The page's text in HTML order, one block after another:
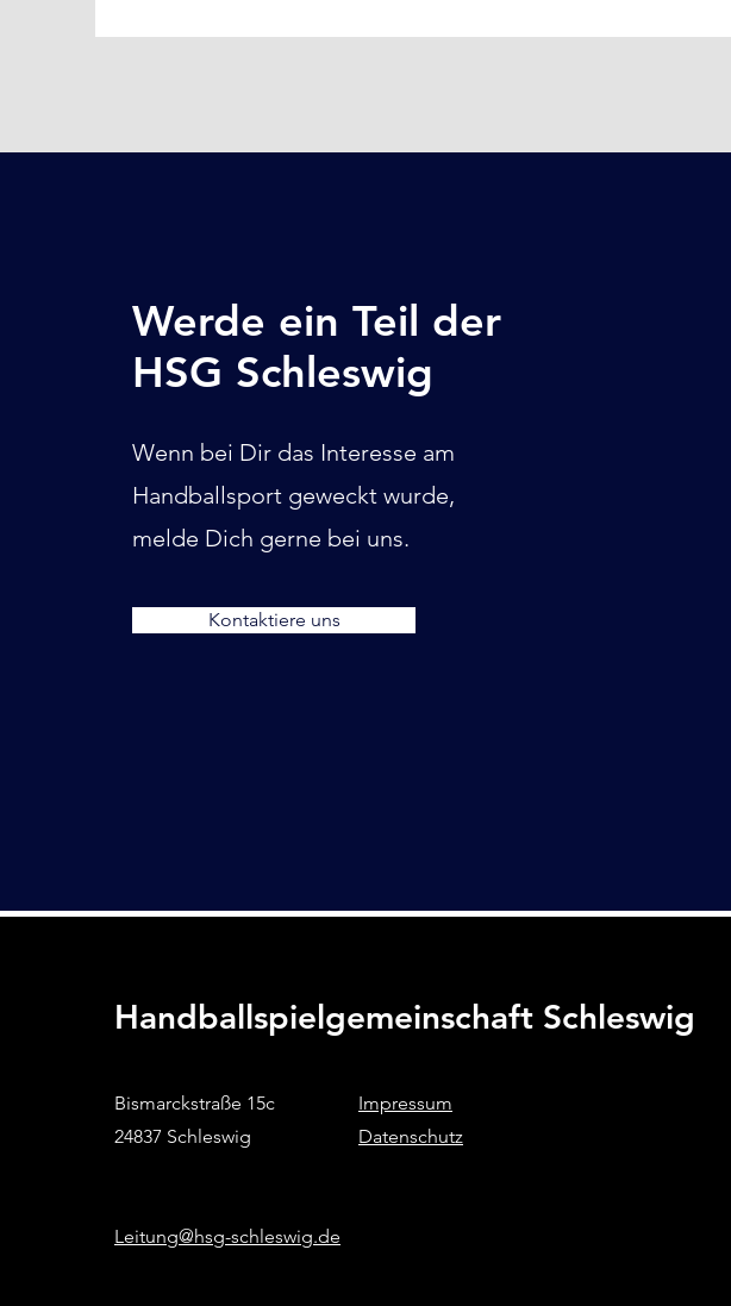
Werde ein Teil der
HSG Schleswig
Wenn bei Dir das Interesse am
Handballsport geweckt wurde,
melde Dich gerne bei uns.
Kontaktiere uns
Handballspielgemeinschaft Schleswig
Bismarckstraße 15c
24837 Schleswig
Leitung@hsg-schleswig.de
Impressum
Datenschutz